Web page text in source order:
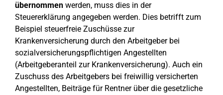
übernommen werden, muss dies in der
Steuererklärung angegeben werden. Dies betrifft zum
Beispiel steuerfreie Zuschüsse zur
Krankenversicherung durch den Arbeitgeber bei
sozialversicherungspflichtigen Angestellten
(Arbeitgeberanteil zur Krankenversicherung). Auch ein
Zuschuss des Arbeitgebers bei freiwillig versicherten
Angestellten, Beiträge für Rentner über die gesetzliche